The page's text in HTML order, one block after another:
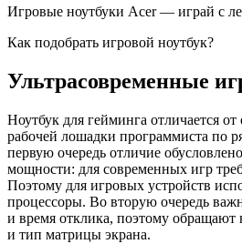
Игровые ноутбуки Acer — играй с
Как подобрать игровой ноутбук?
Ультрасовременные
Ноутбук для гейминга отличается
рабочей лошадки программиста по
первую очередь отличие
мощности: для современных игр
Поэтому для игровых устройств
процессоры. Во вторую очередь
и время отклика, поэтому обращают
и тип матрицы экрана.